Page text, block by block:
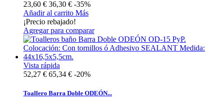
23,60 € 36,30 € -35%
Añadir al carrito Más
¡Precio rebajado!
Agregar para comparar
Vista rápida
52,27 € 65,34 € -20%
Toallero Barra Doble ODEÓN...